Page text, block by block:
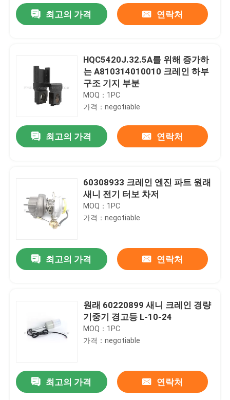
최고의 가격 연락처
HQC5420J.32.5A를 위해 증가하
는 A810314010010 크레인 하부
구조 기지 부분
MOQ：1PC
가격：negotiable
최고의 가격 연락처
60308933 크레인 엔진 파트 원래
새니 전기 터보 차저
MOQ：1PC
가격：negotiable
최고의 가격 연락처
원래 60220899 새니 크레인 경량
기중기 경고등 L-10-24
MOQ：1PC
가격：negotiable
최고의 가격 연락처